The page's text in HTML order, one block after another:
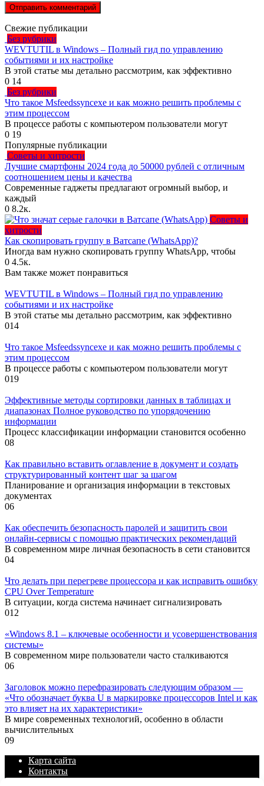
Свежие публикации
Без рубрики
WEVTUTIL в Windows – Полный гид по управлению
событиями и их настройке
В этой статье мы детально рассмотрим, как эффективно
0 14
Без рубрики
Что такое Msfeedssyncexe и как можно решить проблемы с
этим процессом
В процессе работы с компьютером пользователи могут
0 19
Популярные публикации
Советы и хитрости
Лучшие смартфоны 2024 года до 50000 рублей с отличным
соотношением цены и качества
Современные гаджеты предлагают огромный выбор, и
каждый
0 8.2к.
Советы и
хитрости
Как скопировать группу в Ватсапе (WhatsApp)?
Иногда вам нужно скопировать группу WhatsApp, чтобы
0 4.5к.
Вам также может понравиться
WEVTUTIL в Windows – Полный гид по управлению
событиями и их настройке
В этой статье мы детально рассмотрим, как эффективно
014
Что такое Msfeedssyncexe и как можно решить проблемы с
этим процессом
В процессе работы с компьютером пользователи могут
019
Эффективные методы сортировки данных в таблицах и
диапазонах Полное руководство по упорядочению
информации
Процесс классификации информации становится особенно
08
Как правильно вставить оглавление в документ и создать
структурированный контент шаг за шагом
Планирование и организация информации в текстовых
документах
06
Как обеспечить безопасность паролей и защитить свои
онлайн-сервисы с помощью практических рекомендаций
В современном мире личная безопасность в сети становится
04
Что делать при перегреве процессора и как исправить ошибку
CPU Over Temperature
В ситуации, когда система начинает сигнализировать
012
«Windows 8.1 – ключевые особенности и усовершенствования
системы»
В современном мире пользователи часто сталкиваются
06
Заголовок можно перефразировать следующим образом —
«Что обозначает буква U в маркировке процессоров Intel и как
это влияет на их характеристики»
В мире современных технологий, особенно в области
вычислительных
09
Карта сайта
Контакты